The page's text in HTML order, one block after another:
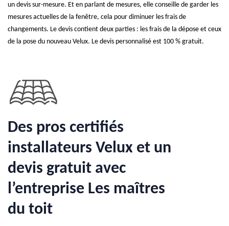
un devis sur-mesure. Et en parlant de mesures, elle conseille de garder les
mesures actuelles de la fenêtre, cela pour diminuer les frais de
changements. Le devis contient deux parties : les frais de la dépose et ceux
de la pose du nouveau Velux. Le devis personnalisé est 100 % gratuit.
Des pros certifiés
installateurs Velux et un
devis gratuit avec
l’entreprise Les maîtres
du toit